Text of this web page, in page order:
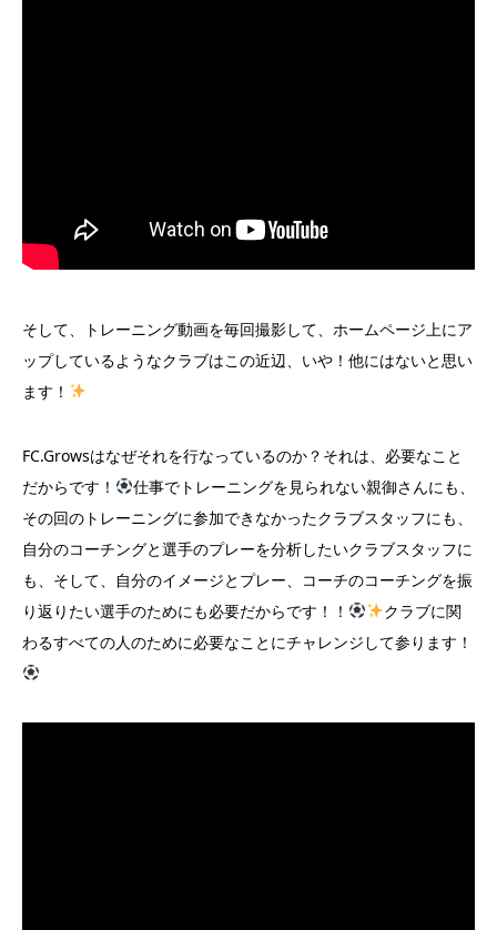
そして、トレーニング動画を毎回撮影して、ホームページ上にア
ップしているようなクラブはこの近辺、いや！他にはないと思い
ます！
FC.Growsはなぜそれを行なっているのか？それは、必要なこと
だからです！
仕事でトレーニングを見られない親御さんにも、
その回のトレーニングに参加できなかったクラブスタッフにも、
自分のコーチングと選手のプレーを分析したいクラブスタッフに
も、そして、自分のイメージとプレー、コーチのコーチングを振
り返りたい選手のためにも必要だからです！！
クラブに関
わるすべての人のために必要なことにチャレンジして参ります！